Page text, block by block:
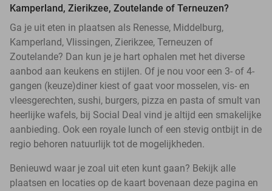
Kamperland, Zierikzee, Zoutelande of Terneuzen?
Ga je uit eten in plaatsen als Renesse, Middelburg,
Kamperland, Vlissingen, Zierikzee, Terneuzen of
Zoutelande? Dan kun je je hart ophalen met het diverse
aanbod aan keukens en stijlen. Of je nou voor een 3- of 4-
gangen (keuze)diner kiest of gaat voor mosselen, vis- en
vleesgerechten, sushi, burgers, pizza en pasta of smult van
heerlijke wafels, bij Social Deal vind je altijd een smakelijke
aanbieding. Ook een royale lunch of een stevig ontbijt in de
regio behoren natuurlijk tot de mogelijkheden.
Benieuwd waar je zoal uit eten kunt gaan? Bekijk alle
plaatsen en locaties op de kaart bovenaan deze pagina en